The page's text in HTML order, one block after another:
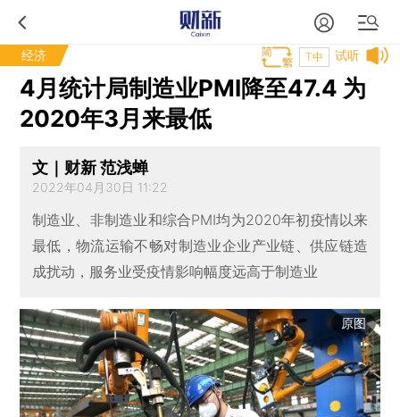
经济 试听
T中
4月统计局制造业PMI降至47.4 为
2020年3月来最低
文｜财新 范浅蝉
2022年04月30日 11:22
制造业、非制造业和综合PMI均为2020年初疫情以来
最低，物流运输不畅对制造业企业产业链、供应链造
成扰动，服务业受疫情影响幅度远高于制造业
原图